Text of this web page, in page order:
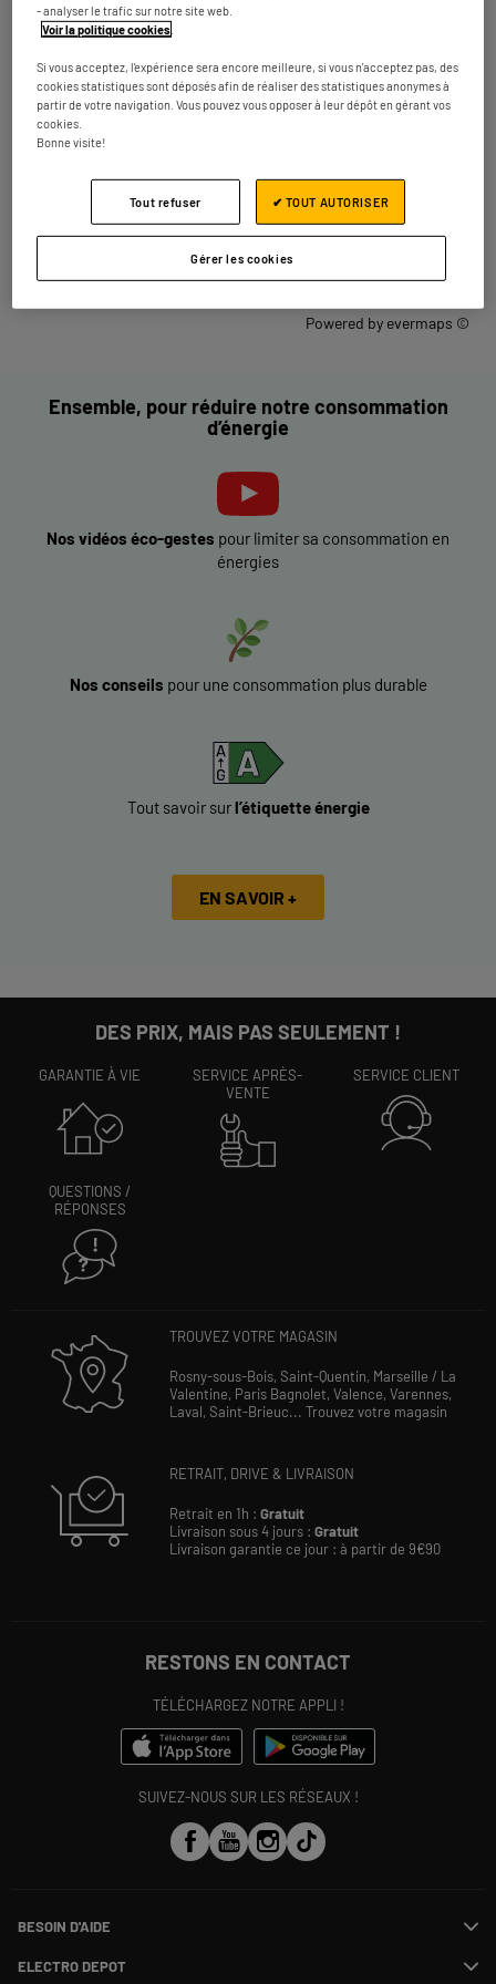
Fermé aujourd'hui
Les magasins ELECTRO DEPOT dans les
Trouver un magasin ELECTRO DEPOT
Saint-Jacques-de-la-Lande
Powered by evermaps ©
Ensemble, pour réduire notre consommation
d’énergie
Nos vidéos éco-gestes pour limiter sa consommation en
énergies
Nos conseils pour une consommation plus durable
Tout savoir surl’étiquette énergie
EN SAVOIR +
DES PRIX, MAIS PAS SEULEMENT !
GARANTIE À VIE
SERVICE APRÈS-
VENTE
SERVICE CLIENT
QUESTIONS /
RÉPONSES
TROUVEZ VOTRE MAGASIN
Rosny-sous-Bois, Saint-Quentin, Marseille / La
Valentine, Paris Bagnolet, Valence, Varennes,
Laval, Saint-Brieuc... Trouvez votre magasin
RETRAIT, DRIVE & LIVRAISON
Retrait en 1h : Gratuit
Livraison sous 4 jours : Gratuit
Livraison garantie ce jour : à partir de 9€90
RESTONS EN CONTACT
TÉLÉCHARGEZ NOTRE APPLI !
SUIVEZ-NOUS SUR LES RÉSEAUX !
BESOIN D'AIDE
Suivre ma commande
ELECTRO DEPOT
- analyser le trafic sur notre site web.
Voir la politique cookies
Si vous acceptez, l'expérience sera encore meilleure, si vous n'acceptez pas, des
cookies statistiques sont déposés afin de réaliser des statistiques anonymes à
partir de votre navigation. Vous pouvez vous opposer à leur dépôt en gérant vos
cookies.
Bonne visite!
Gérer les cookies
Tout refuser ✔ TOUT AUTORISER